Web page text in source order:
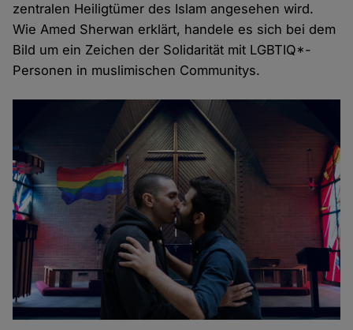
zentralen Heiligtümer des Islam angesehen wird.
Wie Amed Sherwan erklärt, handele es sich bei dem
Bild um ein Zeichen der Solidarität mit LGBTIQ*-
Personen in muslimischen Communitys.